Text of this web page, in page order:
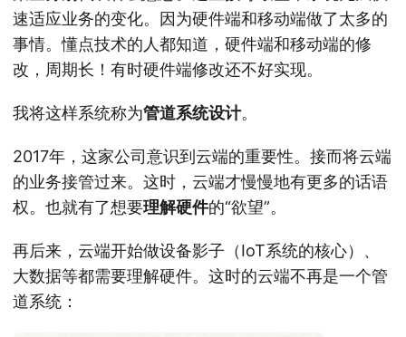
速适应业务的变化。因为硬件端和移动端做了太多的
事情。懂点技术的人都知道，硬件端和移动端的修
改，周期长！有时硬件端修改还不好实现。
我将这样系统称为管道系统设计。
2017年，这家公司意识到云端的重要性。接而将云端
的业务接管过来。这时，云端才慢慢地有更多的话语
权。也就有了想要理解硬件的“欲望”。
再后来，云端开始做设备影子（IoT系统的核心）、
大数据等都需要理解硬件。这时的云端不再是一个管
道系统：